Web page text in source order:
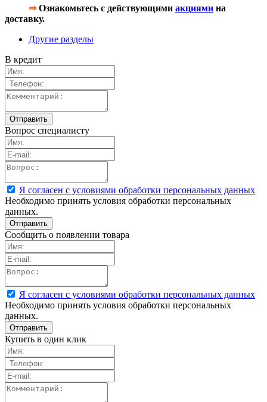
⇒Ознакомьтесь с действующими акциями на
доставку.
Другие разделы
В кредит
Вопрос специалисту
Я согласен с условиями обработки персональных данных
Необходимо принять условия обработки персональных
данных.
Сообщить о появлении товара
Я согласен с условиями обработки персональных данных
Необходимо принять условия обработки персональных
данных.
Купить в один клик